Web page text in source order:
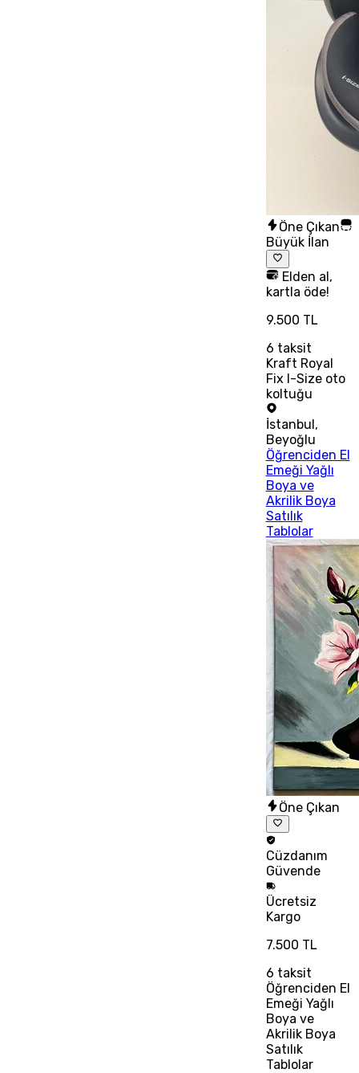
Öne Çıkan
Büyük İlan
Elden al,
kartla öde!
9.500 TL
6 taksit
Kraft Royal
Fix I-Size oto
koltuğu
İstanbul,
Beyoğlu
Öğrenciden El
Emeği Yağlı
Boya ve
Akrilik Boya
Satılık
Tablolar
Öne Çıkan
Cüzdanım
Güvende
Ücretsiz
Kargo
7.500 TL
6 taksit
Öğrenciden El
Emeği Yağlı
Boya ve
Akrilik Boya
Satılık
Tablolar